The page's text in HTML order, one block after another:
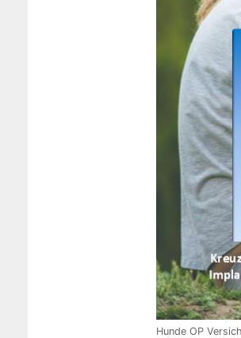
Hunde OP